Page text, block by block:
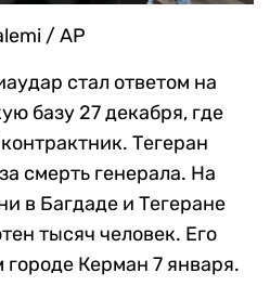
/ AP
стал ответом на
базу 27 декабря, где
Тегеран
смерть генерала. На
в Багдаде и Тегеране
тысяч человек. Его
Керман 7 января.